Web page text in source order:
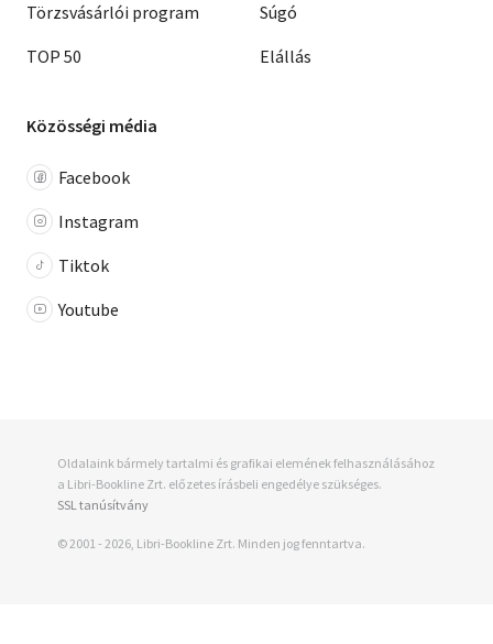
Törzsvásárlói program
TOP 50
Súgó
Elállás
Közösségi média
Facebook
Instagram
Tiktok
Youtube
Oldalaink bármely tartalmi és grafikai elemének felhasználásához
a Libri-Bookline Zrt. előzetes írásbeli engedélye szükséges.
SSL tanúsítvány
© 2001 - 2026, Libri-Bookline Zrt. Minden jog fenntartva.